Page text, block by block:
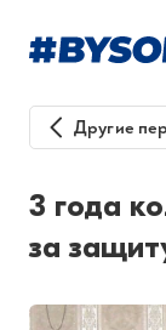
Другие
3 года
за